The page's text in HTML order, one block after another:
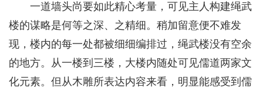
一道墙头尚要如此精心考量，可见主人构建绳武
楼的谋略是何等之深、之精细。稍加留意便不难发
现，楼内的每一处都被细细编排过，绳武楼没有空余
的地方。从一楼到三楼，大楼内随处可见儒道两家文
化元素。但从木雕所表达内容来看，明显能感受到儒